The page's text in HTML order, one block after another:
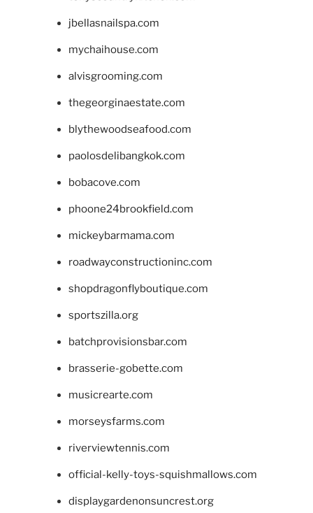
jbellasnailspa.com
mychaihouse.com
alvisgrooming.com
thegeorginaestate.com
blythewoodseafood.com
paolosdelibangkok.com
bobacove.com
phoone24brookfield.com
mickeybarmama.com
roadwayconstructioninc.com
shopdragonflyboutique.com
sportszilla.org
batchprovisionsbar.com
brasserie-gobette.com
musicrearte.com
morseysfarms.com
riverviewtennis.com
official-kelly-toys-squishmallows.com
displaygardenonsuncrest.org